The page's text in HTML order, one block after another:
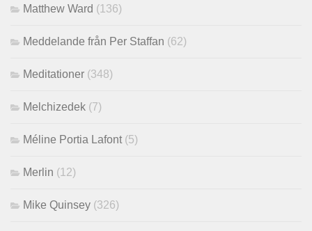
Matthew Ward (136)
Meddelande från Per Staffan (62)
Meditationer (348)
Melchizedek (7)
Méline Portia Lafont (5)
Merlin (12)
Mike Quinsey (326)